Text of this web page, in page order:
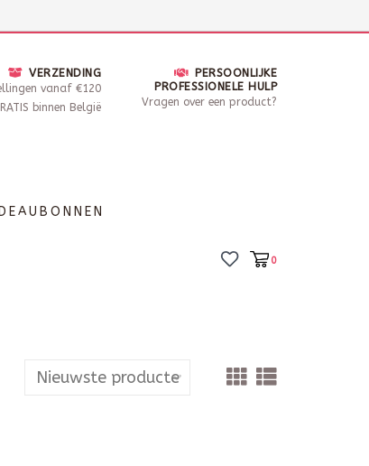
Zaterdag open van 10 - 17u30
VERZENDING
vanaf €120
binnen België
PERSOONLIJKE
PROFESSIONELE HULP
Vragen over een product?
0